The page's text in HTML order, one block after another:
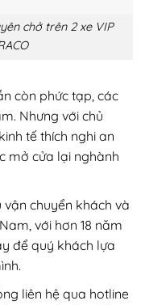
chở trên 2 xe VIP
còn phức tạp, các
Nhưng với chủ
tế thích nghi an
mở cửa lại nghành
vận chuyển khách và
với hơn 18 năm
để quý khách lựa
liên hệ qua hotline